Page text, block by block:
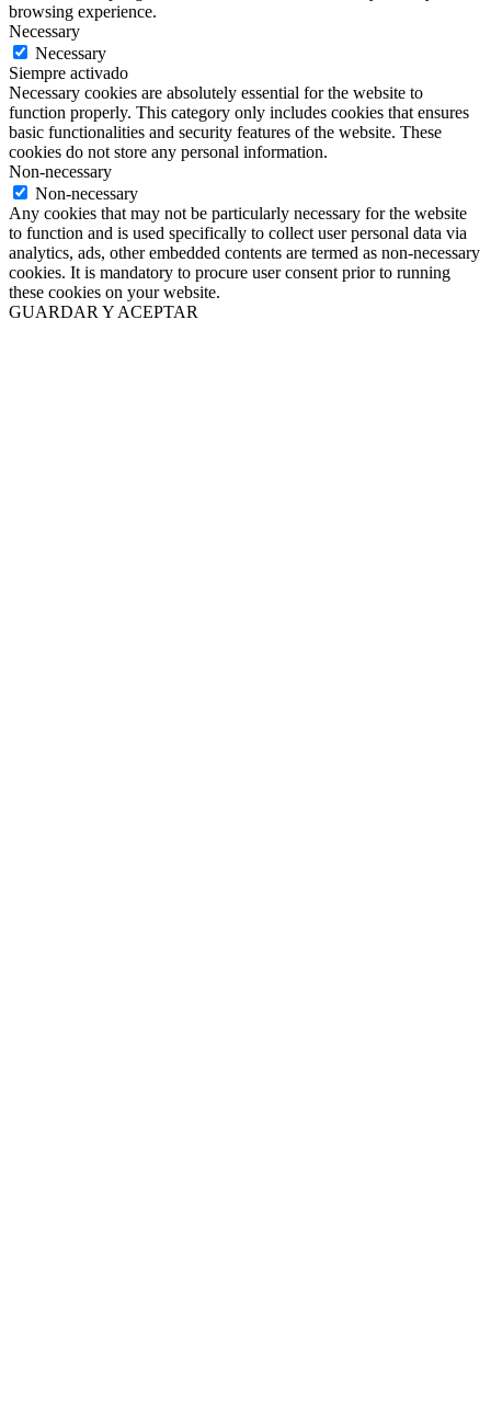
browsing experience.
Necessary
Necessary
Siempre activado
Necessary cookies are absolutely essential for the website to
function properly. This category only includes cookies that ensures
basic functionalities and security features of the website. These
cookies do not store any personal information.
Non-necessary
Non-necessary
Any cookies that may not be particularly necessary for the website
to function and is used specifically to collect user personal data via
analytics, ads, other embedded contents are termed as non-necessary
cookies. It is mandatory to procure user consent prior to running
these cookies on your website.
GUARDAR Y ACEPTAR